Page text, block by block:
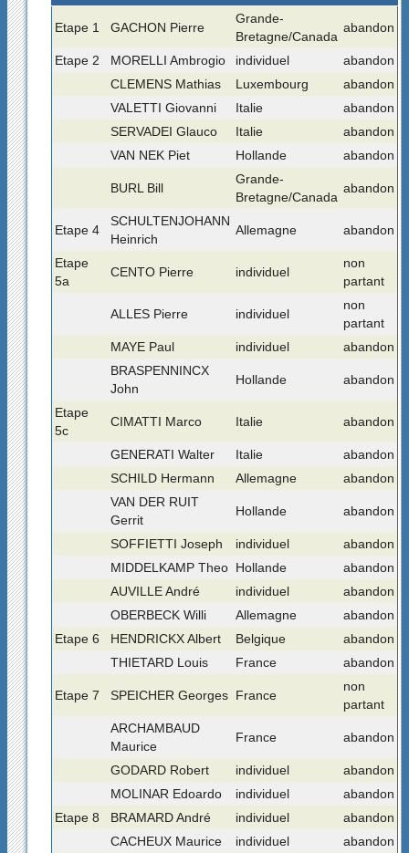
Etape 1 GACHON Pierre
Grande-
Bretagne/Canada
abandon
Etape 2 MORELLI Ambrogio individuel
abandon
CLEMENS Mathias
Luxembourg
abandon
VALETTI Giovanni
Italie
abandon
SERVADEI Glauco
Italie
abandon
VAN NEK Piet
Hollande abandon
BURL Bill
Grande-
Bretagne/Canada
abandon
Etape 4
SCHULTENJOHANN
Heinrich
Allemagne abandon
Etape
5a
CENTO Pierre individuel
non
partant
ALLES Pierre individuel
non
partant
MAYE Paul
individuel
abandon
BRASPENNINCX
John
Hollande abandon
Etape
5c
CIMATTI Marco Italie abandon
GENERATI Walter Italie
abandon
SCHILD Hermann
Allemagne
abandon
VAN DER RUIT
Gerrit
Hollande abandon
SOFFIETTI Joseph individuel
abandon
MIDDELKAMP Theo Hollande
abandon
AUVILLE André
individuel
abandon
OBERBECK Willi
Allemagne
abandon
Etape 6
HENDRICKX Albert Belgique
abandon
THIETARD Louis
France abandon
Etape 7 SPEICHER Georges France
non
partant
ARCHAMBAUD
Maurice
France abandon
GODARD Robert individuel
abandon
MOLINAR Edoardo
individuel
abandon
Etape 8
BRAMARD André individuel
abandon
CACHEUX Maurice
individuel
abandon